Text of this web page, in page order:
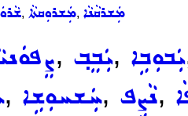
, ܡܲܫܪܘܼܩܬܵܐ, ܡܲܫܪܩܵܢܵܐ
, ܝܲܒܸܒ݂, ܝܲܒܘܼܒܹܐ
, ܚܲܫܚܘܼܫܹܐ, ܢܵܨܹܦ,